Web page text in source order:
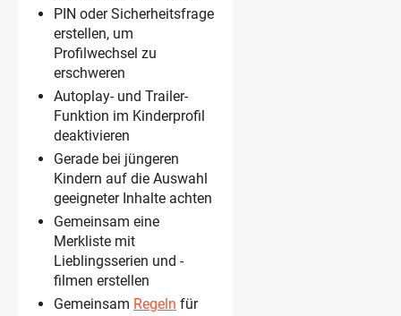
PIN oder Sicherheitsfrage
erstellen, um
Profilwechsel zu
erschweren
Autoplay- und Trailer-
Funktion im Kinderprofil
deaktivieren
Gerade bei jüngeren
Kindern auf die Auswahl
geeigneter Inhalte achten
Gemeinsam eine
Merkliste mit
Lieblingsserien und -
filmen erstellen
Gemeinsam Regeln für